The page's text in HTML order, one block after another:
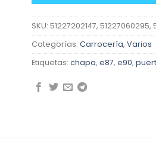
SKU: 51227202147, 51227060295,
Categorías: Carrocería, Varios
Etiquetas: chapa, e87, e90,